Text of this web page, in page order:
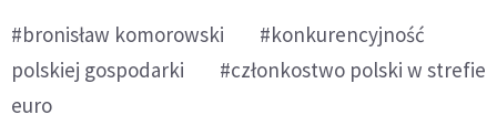
#bronisław komorowski
#konkurencyjność
polskiej gospodarki
#członkostwo polski w strefie
euro